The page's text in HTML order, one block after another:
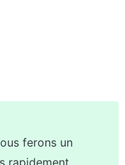
ferons un